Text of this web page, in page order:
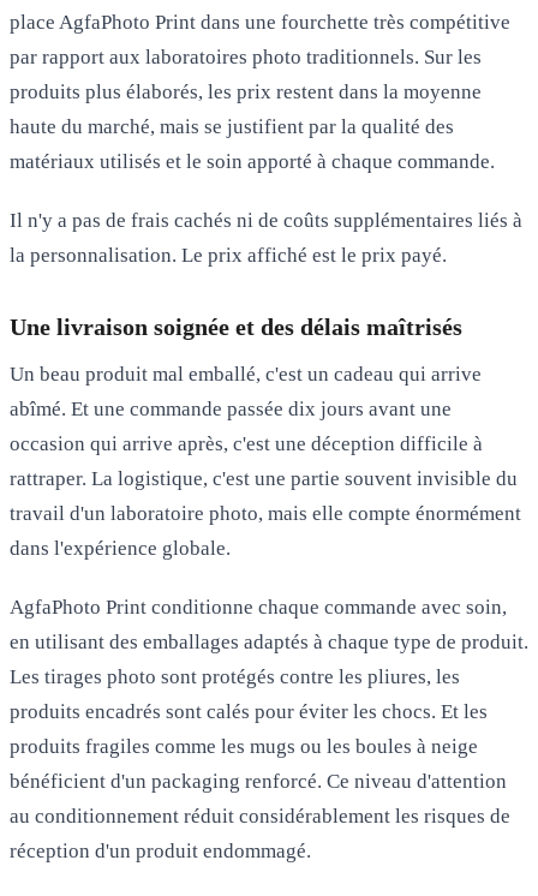
place AgfaPhoto Print dans une fourchette très compétitive
par rapport aux laboratoires photo traditionnels. Sur les
produits plus élaborés, les prix restent dans la moyenne
haute du marché, mais se justifient par la qualité des
matériaux utilisés et le soin apporté à chaque commande.
Il n'y a pas de frais cachés ni de coûts supplémentaires liés à
la personnalisation. Le prix affiché est le prix payé.
Une livraison soignée et des délais maîtrisés
Un beau produit mal emballé, c'est un cadeau qui arrive
abîmé. Et une commande passée dix jours avant une
occasion qui arrive après, c'est une déception difficile à
rattraper. La logistique, c'est une partie souvent invisible du
travail d'un laboratoire photo, mais elle compte énormément
dans l'expérience globale.
AgfaPhoto Print conditionne chaque commande avec soin,
en utilisant des emballages adaptés à chaque type de produit.
Les tirages photo sont protégés contre les pliures, les
produits encadrés sont calés pour éviter les chocs. Et les
produits fragiles comme les mugs ou les boules à neige
bénéficient d'un packaging renforcé. Ce niveau d'attention
au conditionnement réduit considérablement les risques de
réception d'un produit endommagé.